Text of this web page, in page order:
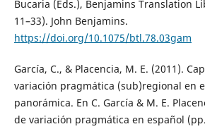
Bucaria (Eds.), Benjamins Translation
11–33). John Benjamins.
https://doi.org/10.1075/btl.78.03gam
García, C., & Placencia, M. E. (2011).
variación pragmática (sub)regional en
panorámica. En C. García & M. E.
de variación pragmática en español